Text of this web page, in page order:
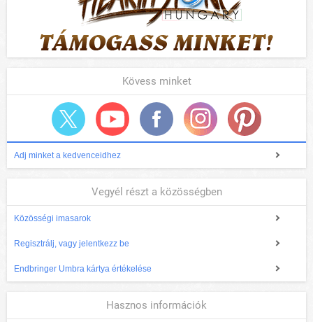
Kövess minket
Adj minket a kedvenceidhez
Vegyél részt a közösségben
Közösségi imasarok
Regisztrálj, vagy jelentkezz be
Endbringer Umbra kártya értékelése
Hasznos információk